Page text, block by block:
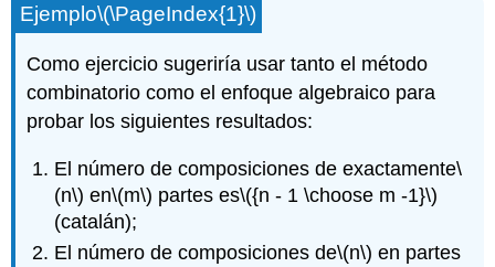
Ejemplo\(\PageIndex{1}\)
Como ejercicio sugeriría usar tanto el método
combinatorio como el enfoque algebraico para
probar los siguientes resultados:
El número de composiciones de exactamente\
(n\) en\(m\) partes es\({n - 1 \choose m -1}\)
(catalán);
El número de composiciones de\(n\) en partes